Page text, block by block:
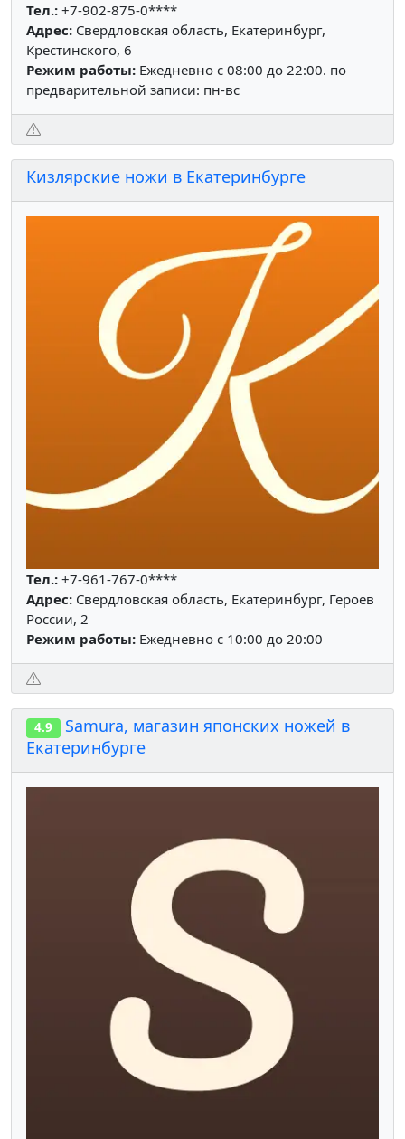
Тел.: +7-902-875-0****
Адрес: Свердловская область, Екатеринбург,
Крестинского, 6
Режим работы: Ежедневно с 08:00 до 22:00. по
предварительной записи: пн-вс
Кизлярские ножи в Екатеринбурге
Тел.: +7-961-767-0****
Адрес: Свердловская область, Екатеринбург, Героев
России, 2
Режим работы: Ежедневно с 10:00 до 20:00
4.9
Samura, магазин японских ножей в
Екатеринбурге